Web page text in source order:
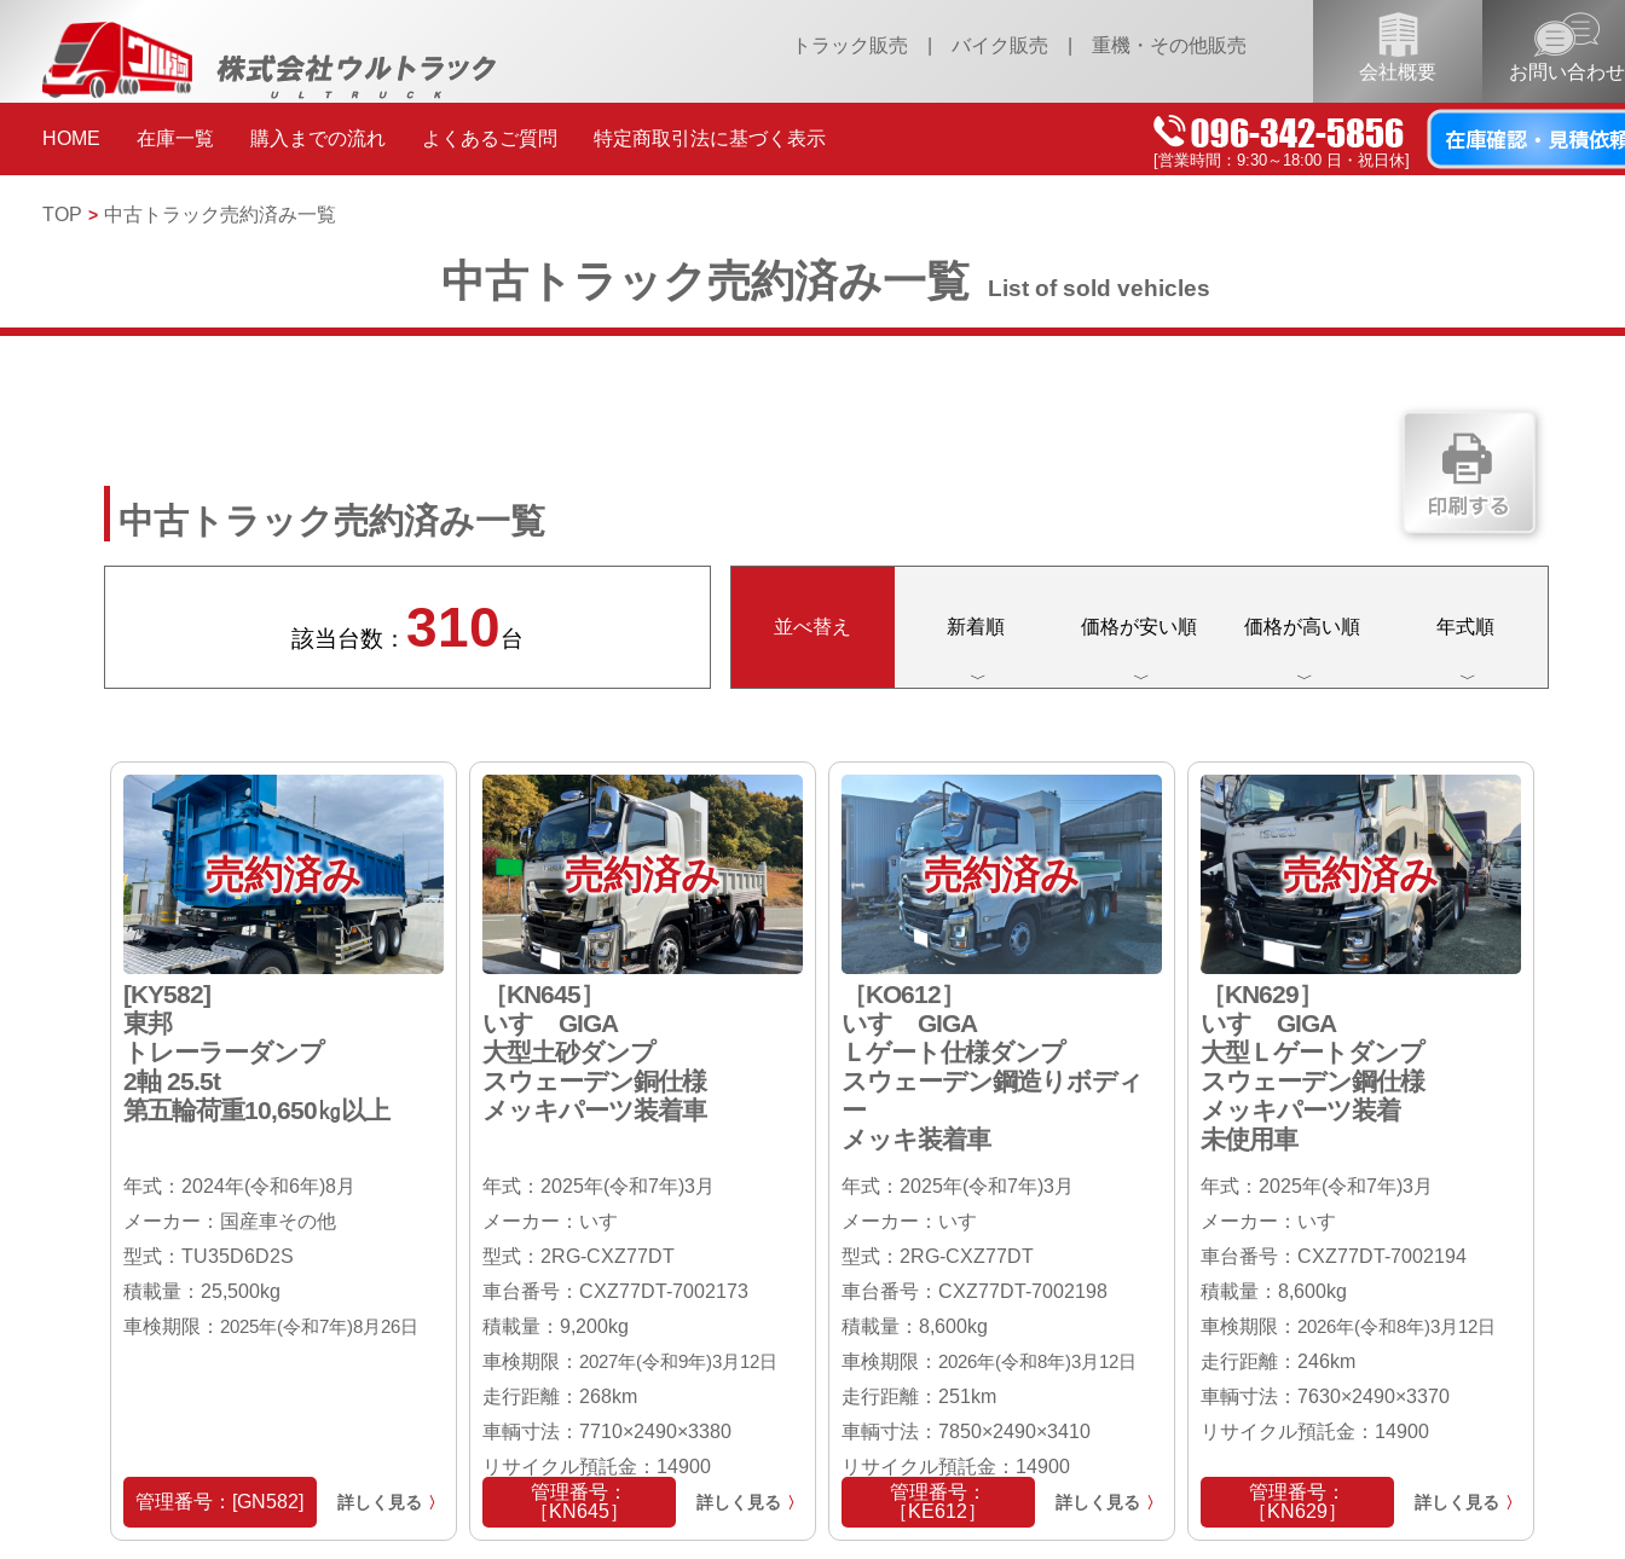
トラック販売 バイク販売
重機・その他販売
会社概要
お問い合わせ
HOME 在庫一覧 購入までの流れ よくあるご質問 特定商取引法に基づく表示
[営業時間：9:30～18:00 日・祝日休]
TOP 中古トラック売約済み一覧
中古トラック売約済み一覧 List of sold vehicles
中古トラック売約済み一覧
該当台数： 310台 並べ替え 新着順 価格が安い順 価格が高い順 年式順
売約済み
[KY582]
東邦
トレーラーダンプ
2軸 25.5t
第五輪荷重10,650㎏以上
年式：2024年(令和6年)8月
メーカー：国産車その他
型式：TU35D6D2S
積載量：25,500kg
車検期限： 2025年(令和7年)8月26日
管理番号：[GN582] 詳しく見る 〉
売約済み
［KN645］
いすゞGIGA
大型土砂ダンプ
スウェーデン銅仕様
メッキパーツ装着車
年式：2025年(令和7年)3月
メーカー：いすゞ
型式：2RG-CXZ77DT
車台番号：CXZ77DT-7002173
積載量：9,200kg
車検期限： 2027年(令和9年)3月12日
走行距離：268km
車輌寸法：7710×2490×3380
リサイクル預託金：14900
管理番号：
［KN645］
詳しく見る 〉
売約済み
［KO612］
いすゞGIGA
Ｌゲート仕様ダンプ
スウェーデン鋼造りボディ
ー
メッキ装着車
年式：2025年(令和7年)3月
メーカー：いすゞ
型式：2RG-CXZ77DT
車台番号：CXZ77DT-7002198
積載量：8,600kg
車検期限： 2026年(令和8年)3月12日
走行距離：251km
車輌寸法：7850×2490×3410
リサイクル預託金：14900
管理番号：
［KE612］
詳しく見る 〉
売約済み
［KN629］
いすゞGIGA
大型Ｌゲートダンプ
スウェーデン鋼仕様
メッキパーツ装着
未使用車
年式：2025年(令和7年)3月
メーカー：いすゞ
車台番号：CXZ77DT-7002194
積載量：8,600kg
車検期限： 2026年(令和8年)3月12日
走行距離：246km
車輌寸法：7630×2490×3370
リサイクル預託金：14900
管理番号：
［KN629］
詳しく見る 〉